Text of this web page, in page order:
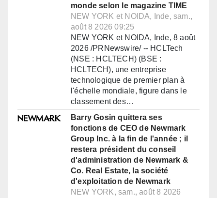
monde selon le magazine TIME
NEW YORK et NOIDA, Inde, sam.,
août 8 2026 09:25
NEW YORK et NOIDA, Inde, 8 août
2026 /PRNewswire/ -- HCLTech
(NSE : HCLTECH) (BSE :
HCLTECH), une entreprise
technologique de premier plan à
l'échelle mondiale, figure dans le
classement des…
Barry Gosin quittera ses
fonctions de CEO de Newmark
Group Inc. à la fin de l'année ; il
restera président du conseil
d'administration de Newmark &
Co. Real Estate, la société
d'exploitation de Newmark
NEW YORK, sam., août 8 2026